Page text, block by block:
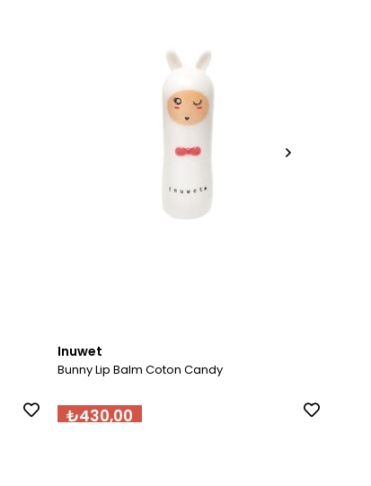
Inuwet
Bunny Lip Balm Coton Candy
₺430,00